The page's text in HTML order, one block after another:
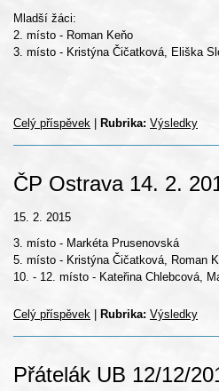
Mladší žáci:
2. místo - Roman Keňo
3. místo - Kristýna Čičatková, Eliška
Celý příspěvek Rubrika: Výsledky
ČP Ostrava 14. 2.
15. 2. 2015
3. místo - Markéta Prusenovská
5. místo - Kristýna Čičatková, Roman
10. - 12. místo - Kateřina Chlebcová,
Celý příspěvek Rubrika: Výsledky
Přátelák UB 12/12/